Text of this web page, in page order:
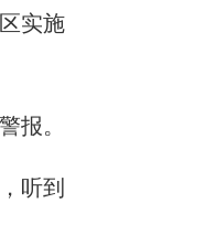
实施
报。
听到